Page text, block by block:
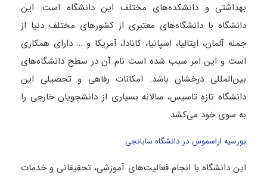
بهداشتی و دانشکده‌های مختلف این دانشگاه است. این
دانشگاه با دانشگاه‌های معتبری از کشورهای مختلف دنیا از
جمله آلمان، ایتالیا، اسپانیا، کانادا، آمریکا و … دارای همکاری
است و این امر سبب شده است نام آن در سطح دانشگاه‌های
بین‌المللی درخشان باشد. امکانات رفاهی و تحصیلی این
دانشگاه تازه تاسیس، سالانه بسیاری از دانشجویان خارجی را
به سوی خود می‌کشد.
بورسیه اراسموس در دانشگاه سابانجی
این دانشگاه با انجام فعالیت‌های آموزشی، تحقیقاتی و خدمات